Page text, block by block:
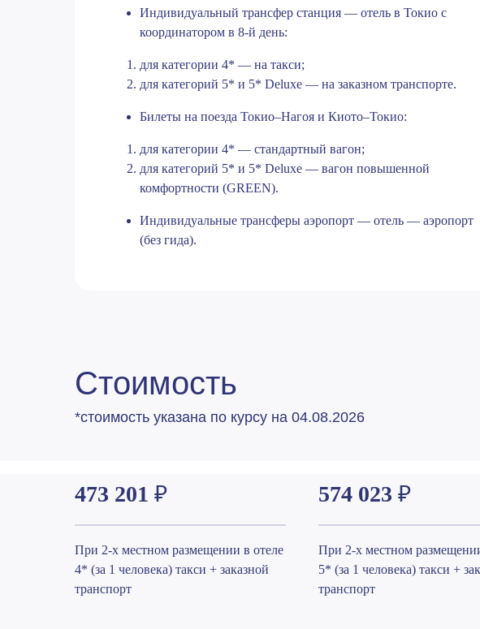
Индивидуальный трансфер станция — отель в Токио с
координатором в 8-й день:
для категории 4* — на такси;
для категорий 5* и 5* Deluxe — на заказном транспорте.
Билеты на поезда Токио–Нагоя и Киото–Токио:
для категории 4* — стандартный вагон;
для категорий 5* и 5* Deluxe — вагон повышенной
комфортности (GREEN).
Индивидуальные трансферы аэропорт — отель — аэропорт
(без гида).
Стоимость
*стоимость указана по курсу на 04.08.2026
473 201 ₽
При 2-х местном размещении в отеле
4* (за 1 человека) такси + заказной
транспорт
574 023 ₽
При 2-х местном
5* (за 1 человека) такси +
транспорт